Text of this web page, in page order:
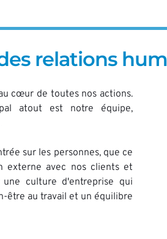
relations
cœur de toutes nos actions.
atout est notre équipe,
sur les personnes, que ce
externe avec nos clients et
culture d'entreprise qui
être au travail et un équilibre